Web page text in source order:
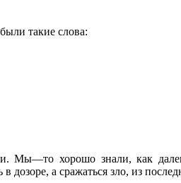
такие слова:
Мы—то хорошо знали, как
а сражаться зло, из